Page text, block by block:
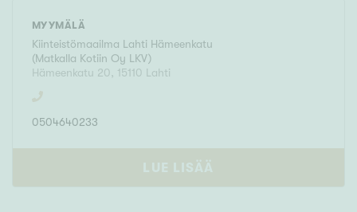
MYYMÄLÄ
Kiinteistömaailma Lahti Hämeenkatu
(Matkalla Kotiin Oy LKV)
Hämeenkatu 20 , 15110 Lahti
0504640233
LUE LISÄÄ